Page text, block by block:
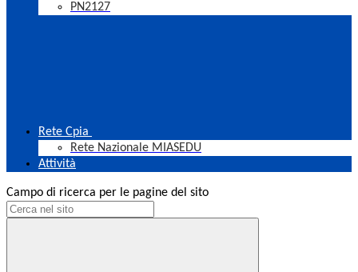
PN2127
Rete Cpia
Rete Nazionale MIASEDU
Attività
Campo di ricerca per le pagine del sito